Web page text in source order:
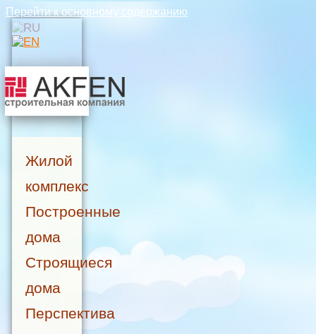
Перейти к основному содержанию
Жилой
комплекс
Построенные
дома
Строящиеся
дома
Перспектива